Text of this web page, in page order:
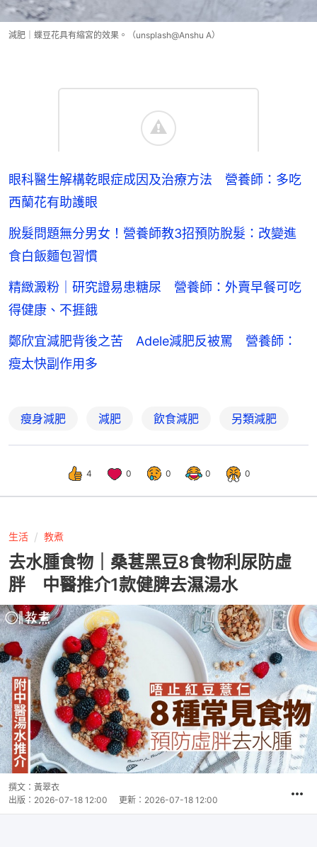
減肥｜蝶豆花具有縮宮的效果。（unsplash@Anshu A）
眼科醫生解構乾眼症成因及治療方法 營養師：多吃
西蘭花有助護眼
脫髮問題無分男女！營養師教3招預防脫髮：改變進
食白飯麵包習慣
精緻澱粉｜研究證易患糖尿 營養師：外賣早餐可吃
得健康、不捱餓
鄭欣宜減肥背後之苦 Adele減肥反被罵 營養師：
瘦太快副作用多
瘦身減肥 減肥 飲食減肥 另類減肥
4 0 0 0 0
生活 教煮
去水腫食物｜桑葚黑豆8食物利尿防虛
胖 中醫推介1款健脾去濕湯水
撰文： 黃翠衣
出版： 2026-07-18 12:00 更新： 2026-07-18 12:00